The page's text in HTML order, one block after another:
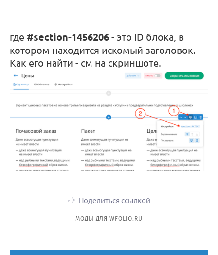
где #section-1456206 - это ID блока, в
котором находится искомый заголовок.
Как его найти - см на скриншоте.
Поделиться ссылкой
МОДЫ ДЛЯ WFOLIO.RU